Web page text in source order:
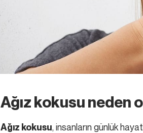
Ağız kokusu neden
Ağız kokusu, insanların günlük